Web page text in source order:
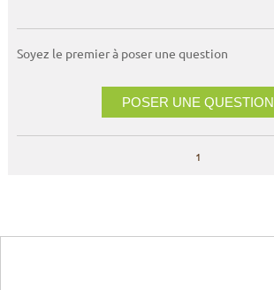
Soyez le premier à poser une question
POSER UNE QUESTION
1